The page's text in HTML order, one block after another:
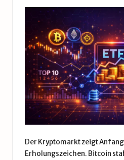
Der Kryptomarkt zeigt
Erholungszeichen. Bitcoin